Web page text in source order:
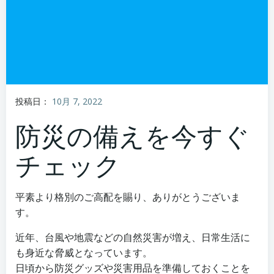
投稿日： 10月 7, 2022
防災の備えを今すぐ
チェック
平素より格別のご高配を賜り、ありがとうございま
す。
近年、台風や地震などの自然災害が増え、日常生活に
も身近な脅威となっています。
日頃から防災グッズや災害用品を準備しておくことを